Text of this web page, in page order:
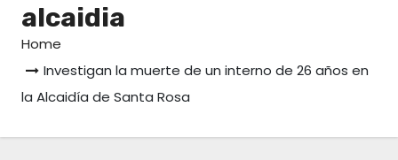
alcaidia
Home
Investigan la muerte de un interno de 26 años en
la Alcaidía de Santa Rosa